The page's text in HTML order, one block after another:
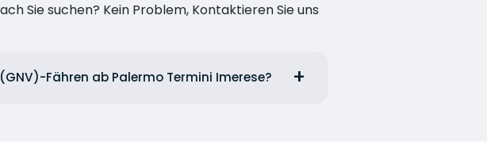
Sie suchen? Kein Problem, Kontaktieren Sie uns
Fähren ab Palermo Termini Imerese?